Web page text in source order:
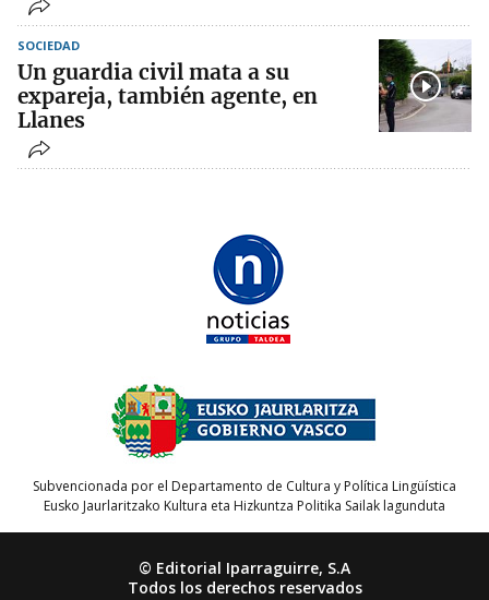
SOCIEDAD
Un guardia civil mata a su
expareja, también agente, en
Llanes
Subvencionada por el Departamento de Cultura y Política Lingüística
Eusko Jaurlaritzako Kultura eta Hizkuntza Politika Sailak lagunduta
© Editorial Iparraguirre, S.A
Todos los derechos reservados